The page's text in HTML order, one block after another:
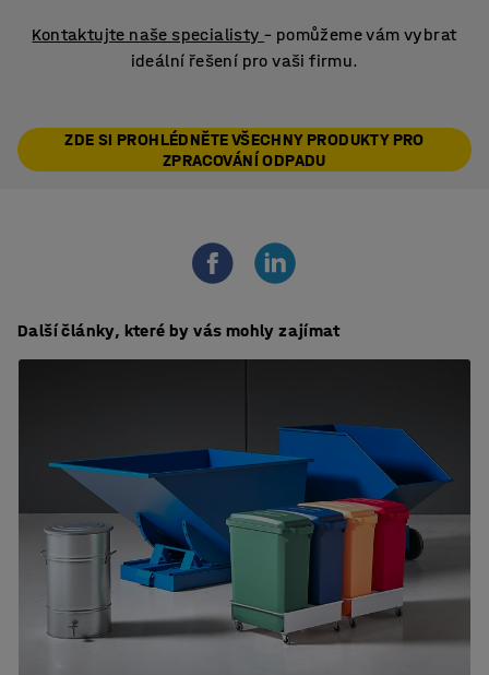
Kontaktujte naše specialisty– pomůžeme vám vybrat
ideální řešení pro vaši firmu.
ZDE SI PROHLÉDNĚTE VŠECHNY PRODUKTY PRO
ZPRACOVÁNÍ ODPADU
Další články, které by vás mohly zajímat